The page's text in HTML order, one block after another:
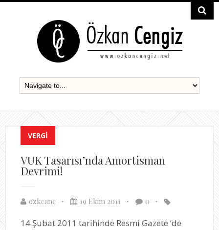
VERGI
VUK Tasarısı’nda Amortisman
Devrimi!
ozkcanc 19 Ekim 2011 0
14 Şubat 2011 tarihinde Resmi Gazete ’de